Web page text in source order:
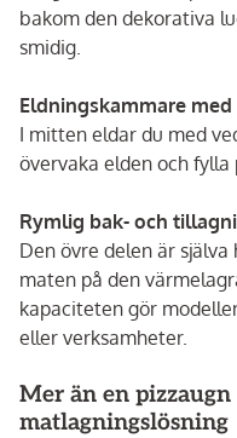
bakom den dekorativa
smidig.
Eldningskammare
I mitten eldar du med
övervaka elden och fylla
Rymlig bak- och
Den övre delen är
maten på den
kapaciteten gör
eller verksamheter.
Mer än en
matlagningslösning